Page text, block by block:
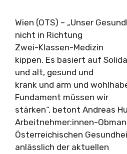
Wien (OTS) – „Unser
nicht in Richtung
Zwei-Klassen-Medizin
kippen. Es basiert auf
und alt, gesund und
krank und arm und
Fundament müssen wir
stärken“, betont Andreas
Arbeitnehmer:innen-
Österreichischen
anlässlich der aktuellen